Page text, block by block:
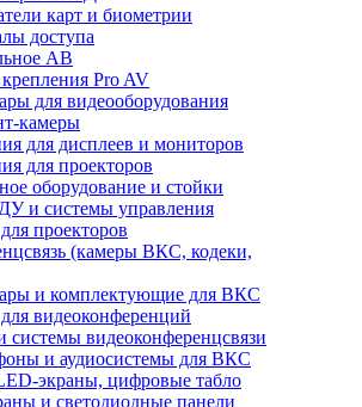
карт и биометрии
доступа
АВ
Pro AV
для видеооборудования
камеры
для дисплеев и мониторов
для проекторов
оборудование и стойки
и системы управления
проекторов
(камеры ВКС, кодеки,
и комплектующие для ВКС
видеоконференций
системы видеоконференцсвязи
и аудиосистемы для ВКС
экраны, цифровые табло
и светодиодные панели